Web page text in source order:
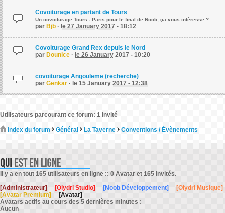
Covoiturage en partant de Tours
Un covoiturage Tours - Paris pour le final de Noob, ça vous intêresse ?
par Bjb · le 27 January 2017 - 18:12
Covoiturage Grand Rex depuis le Nord
par Dounice · le 26 January 2017 - 10:20
covoiturage Angouleme (recherche)
par Genkar · le 15 January 2017 - 12:38
Utilisateurs parcourant ce forum: 1 invité
Index du forum Général La Taverne Conventions / Évènements
Il y a en tout 165 utilisateurs en ligne :: 0 Avatar et 165 Invités.
[Administrateur]
[Olydri Studio] [Noob Développement]
[Olydri Musique]
[Avatar Premium]
[Avatar]
Avatars actifs au cours des 5 dernières minutes :
Aucun